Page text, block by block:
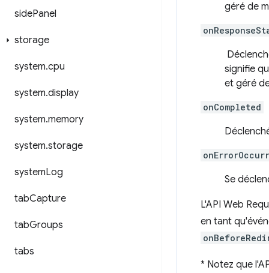
sidePanel
storage
system.cpu
system.display
system.memory
system.storage
systemLog
tabCapture
tabGroups
tabs
géré de
signifie
et géré
onCompleted
Se
L'API Web
en tant
* Notez que